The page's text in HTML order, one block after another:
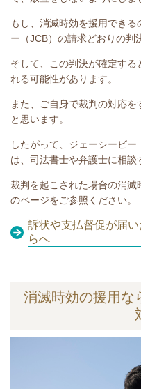
もし、消滅時効を援用できる
ー（JCB） の請求どおりの判
そして、この判決が確定す
れる可能性があります。
また、ご自身で裁判の対応
と思います。
したがって、 ジェーシービー
は、司法書士や弁護士に相談
裁判を起こされた場合の消
のページをご参照ください。
訴状や支払督促が届
らへ
消滅時効の援用な